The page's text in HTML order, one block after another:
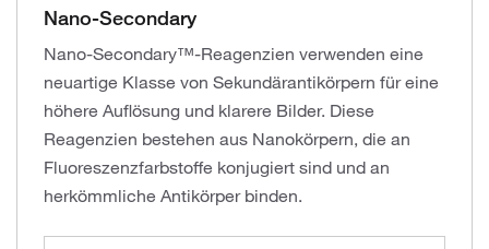
Nano-Secondary
Nano-Secondary™-Reagenzien verwenden eine
neuartige Klasse von Sekundärantikörpern für eine
höhere Auflösung und klarere Bilder. Diese
Reagenzien bestehen aus Nanokörpern, die an
Fluoreszenzfarbstoffe konjugiert sind und an
herkömmliche Antikörper binden.